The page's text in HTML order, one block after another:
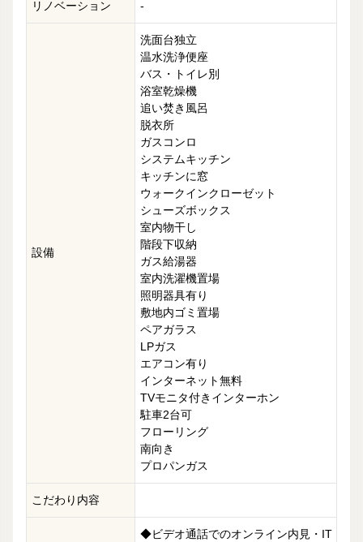
リノベーション -
設備
洗面台独立
温水洗浄便座
バス・トイレ別
浴室乾燥機
追い焚き風呂
脱衣所
ガスコンロ
システムキッチン
キッチンに窓
ウォークインクローゼット
シューズボックス
室内物干し
階段下収納
ガス給湯器
室内洗濯機置場
照明器具有り
敷地内ゴミ置場
ペアガラス
LPガス
エアコン有り
インターネット無料
TVモニタ付きインターホン
駐車2台可
フローリング
南向き
プロパンガス
こだわり内容
◆ビデオ通話でのオンライン内見・IT